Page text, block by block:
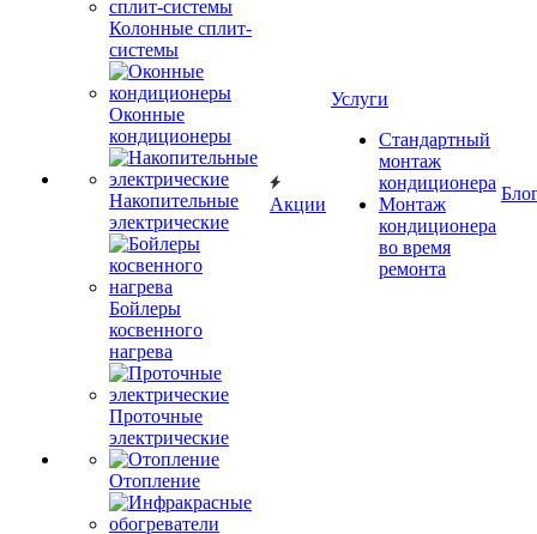
Колонные сплит-
системы
Оконные
кондиционеры
Накопительные
электрические
Бойлеры
косвенного
нагрева
Проточные
электрические
Отопление
Акции
Услуги
Стандартный
монтаж
кондиционера
Монтаж
кондиционера
во время
ремонта